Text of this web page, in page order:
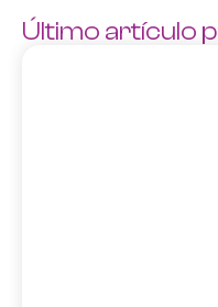
Último artículo